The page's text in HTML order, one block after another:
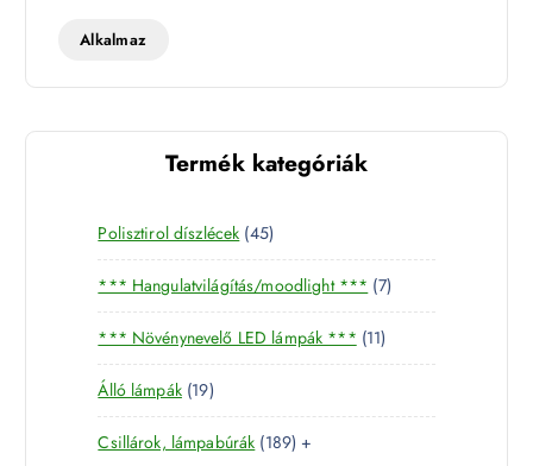
t
Alkalmaz
Termék kategóriák
Polisztirol díszlécek 454
5
t
e
r
m
k
*** Hangulatvilágítás/moodlight *** 77
t
r
é
*** Növénynevelő LED lámpák *** 111
1
e
Álló lámpák 191
9
t
Csillárok, lámpabúrák 1891 +